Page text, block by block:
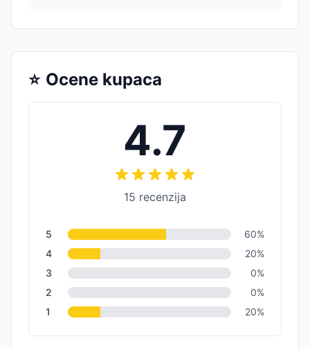
⭐ Ocene kupaca
4.7
15 recenzija
5 60%
4
20%
3
0%
2
0%
1
20%